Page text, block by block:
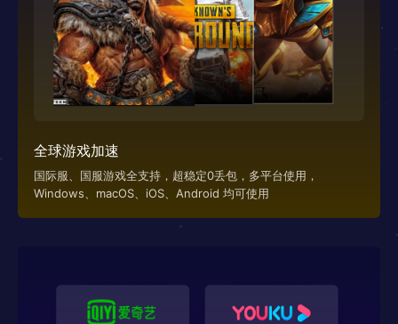
全球游戏加速
国际服、国服游戏全支持，超稳定0丢包，多平台使用，
Windows、macOS、iOS、Android 均可使用